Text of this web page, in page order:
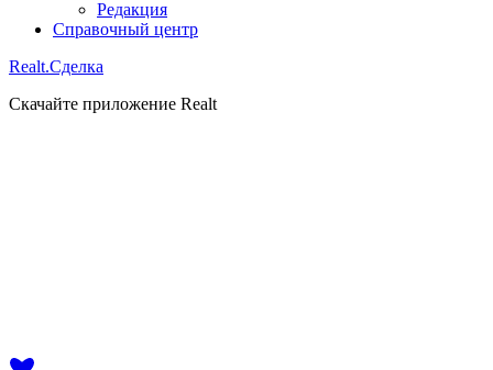
Редакция
Справочный центр
Realt.Сделка
Скачайте приложение Realt